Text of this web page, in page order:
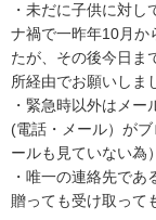
・未だに子供に対
ナ禍で一昨年10月か
たが、その後今日ま
所経由でお願いしま
・緊急時以外はメ
(電話・メール）が
ールも見ていない為）
・唯一の連絡先で
贈っても受け取って